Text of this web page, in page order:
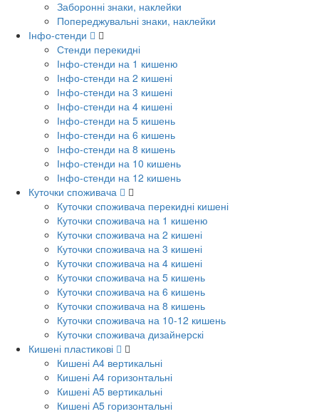
Заборонні знаки, наклейки
Попереджувальні знаки, наклейки
Інфо-стенди
Стенди перекидні
Інфо-стенди на 1 кишеню
Інфо-стенди на 2 кишені
Інфо-стенди на 3 кишені
Інфо-стенди на 4 кишені
Інфо-стенди на 5 кишень
Інфо-стенди на 6 кишень
Інфо-стенди на 8 кишень
Інфо-стенди на 10 кишень
Інфо-стенди на 12 кишень
Куточки споживача
Куточки споживача перекидні кишені
Куточки споживача на 1 кишеню
Куточки споживача на 2 кишені
Куточки споживача на 3 кишені
Куточки споживача на 4 кишені
Куточки споживача на 5 кишень
Куточки споживача на 6 кишень
Куточки споживача на 8 кишень
Куточки споживача на 10-12 кишень
Куточки споживача дизайнерскі
Кишені пластикові
Кишені А4 вертикальні
Кишені А4 горизонтальні
Кишені А5 вертикальні
Кишені А5 горизонтальні